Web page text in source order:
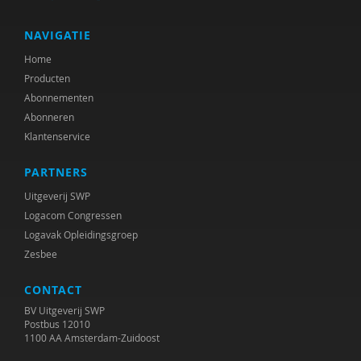
Frederik Smit
Jan van Dam
Caroline Vink
Ido Weijers
Marco Zuidam
NAVIGATIE
Home
Producten
Abonnementen
Abonneren
Klantenservice
PARTNERS
Uitgeverij SWP
Logacom Congressen
Logavak Opleidingsgroep
Zesbee
CONTACT
BV Uitgeverij SWP
Postbus 12010
1100 AA Amsterdam-Zuidoost